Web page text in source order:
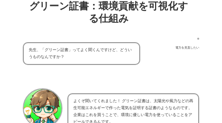
グリーン証書：環境貢献を可視化す
る仕組み
電力を見直したい
先生、「グリーン証書」ってよく聞くんですけど、どうい
うものなんですか？
よくぞ聞いてくれました！ グリーン証書は、太陽光や風力などの再
生可能エネルギーで作った電気を証明する証書のようなものです。
企業はこれを買うことで、環境に優しい電力を使っていることをア
ピールできるんです。